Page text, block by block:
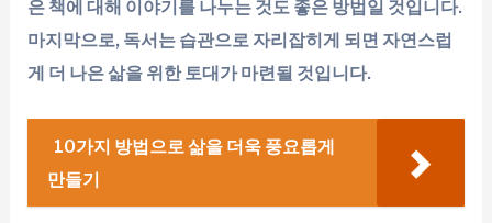
은 책에 대해 이야기를 나누는 것도 좋은 방법일 것입니다.
마지막으로, 독서는 습관으로 자리잡히게 되면 자연스럽
게 더 나은 삶을 위한 토대가 마련될 것입니다.
10가지 방법으로 삶을 더욱 풍요롭게
만들기